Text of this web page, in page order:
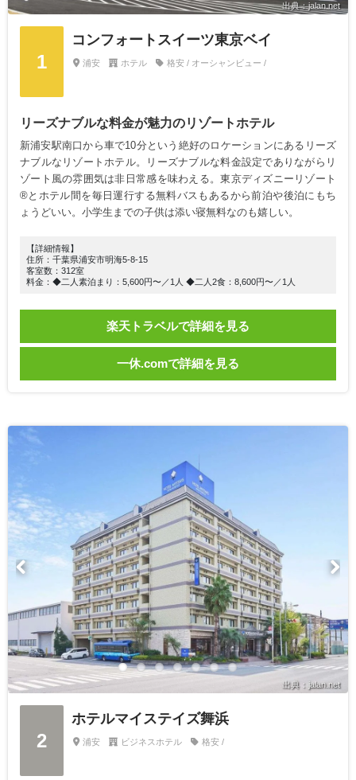
出典：jalan.net
1
コンフォートスイーツ東京ベイ
浦安 ホテル 格安 / オーシャンビュー /
リーズナブルな料金が魅力のリゾートホテル
新浦安駅南口から車で10分という絶好のロケーションにあるリーズ
ナブルなリゾートホテル。リーズナブルな料金設定でありながらリ
ゾート風の雰囲気は非日常感を味わえる。東京ディズニーリゾート
®とホテル間を毎日運行する無料バスもあるから前泊や後泊にもち
ょうどいい。小学生までの子供は添い寝無料なのも嬉しい。
【詳細情報】
住所：千葉県浦安市明海5-8-15
客室数：312室
料金：◆二人素泊まり：5,600円〜／1人 ◆二人2食：8,600円〜／1人
楽天トラベルで詳細を見る
一休.comで詳細を見る
出典：jalan.net
2
ホテルマイステイズ舞浜
浦安 ビジネスホテル 格安 /